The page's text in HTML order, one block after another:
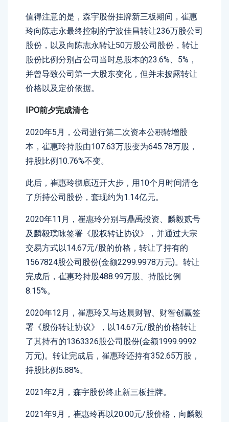
值得注意的是，森宇股份挂牌新三板期间，崔惠
玲向陈志永最终控制的宁波佳昌转让236万股公司
股份，以及向陈志永转让50万股公司股份，转让
股份比例分别占公司当时总股本的23.6%、5%，
并曾导致公司第一大股东变化，但并未披露转让
价格以及定价依据。
IPO前夕完成清仓
2020年5月，公司进行第二次资本公积转增股
本，崔惠玲持股由107.63万股变为645.78万股，
持股比例10.76%不变。
此后，崔惠玲彻底迈开大步，用10个月时间清仓
了所持公司股份，套现约为1.14亿元。
2020年11月，崔惠玲分别与鼎禹投资、麟毅贰号
及麟毅璞咏签署《股权转让协议》，并通过大宗
交易方式以14.67元/股的价格，转让了持有的
1567824股公司股份(金额2299.9978万元)。转让
完成后，崔惠玲持股488.99万股、持股比例
8.15%。
2020年12月，崔惠玲又与达晨财智、财智创赢签
署《股份转让协议》，以14.67元/股的价格转让
了其持有的1363326股公司股份(金额1999.9992
万元)。转让完成后，崔惠玲还持有352.65万股，
持股比例5.88%。
2021年2月，森宇股份终止新三板挂牌。
2021年9月，崔惠玲再以20.00元/股价格，向麟毅